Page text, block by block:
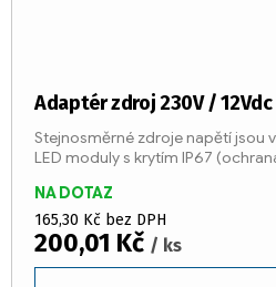
Adaptér zdroj 230V / 12Vdc
NA DOTAZ
165,30 Kč bez DPH
200,01 Kč / ks
Stejnosměrné zdroje napětí jsou
LED moduly s krytím IP67